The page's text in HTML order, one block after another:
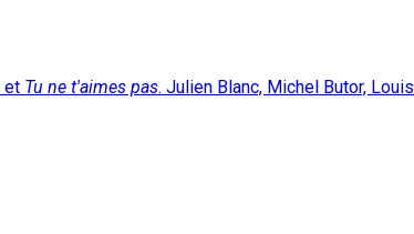
et Tu ne t'aimes pas. Julien Blanc, Michel Butor,